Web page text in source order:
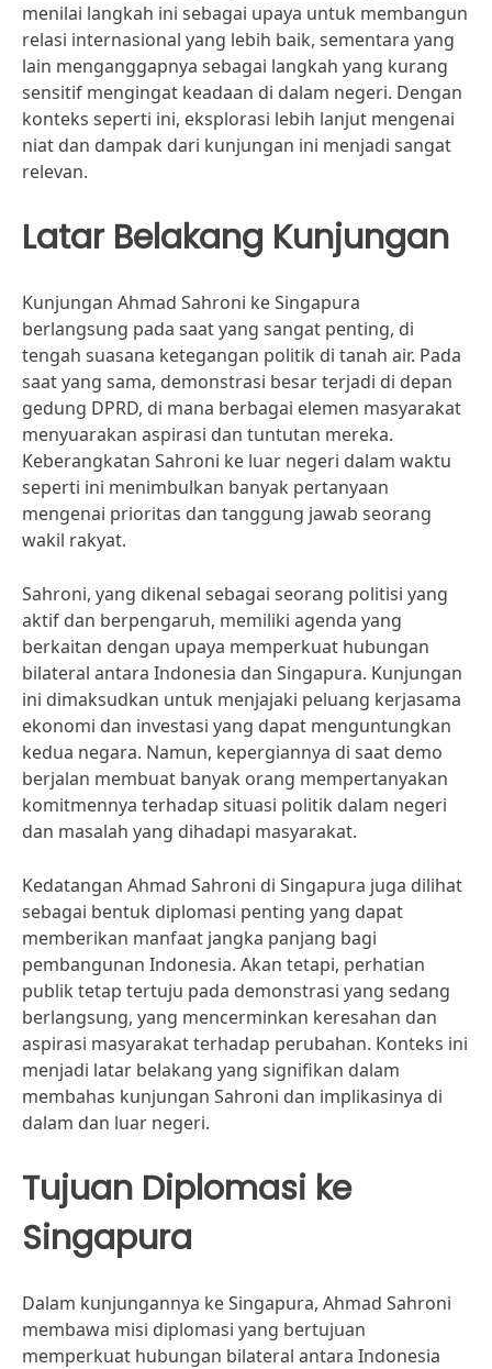
menilai langkah ini sebagai upaya untuk membangun
relasi internasional yang lebih baik, sementara yang
lain menganggapnya sebagai langkah yang kurang
sensitif mengingat keadaan di dalam negeri. Dengan
konteks seperti ini, eksplorasi lebih lanjut mengenai
niat dan dampak dari kunjungan ini menjadi sangat
relevan.
Latar Belakang Kunjungan
Kunjungan Ahmad Sahroni ke Singapura
berlangsung pada saat yang sangat penting, di
tengah suasana ketegangan politik di tanah air. Pada
saat yang sama, demonstrasi besar terjadi di depan
gedung DPRD, di mana berbagai elemen masyarakat
menyuarakan aspirasi dan tuntutan mereka.
Keberangkatan Sahroni ke luar negeri dalam waktu
seperti ini menimbulkan banyak pertanyaan
mengenai prioritas dan tanggung jawab seorang
wakil rakyat.
Sahroni, yang dikenal sebagai seorang politisi yang
aktif dan berpengaruh, memiliki agenda yang
berkaitan dengan upaya memperkuat hubungan
bilateral antara Indonesia dan Singapura. Kunjungan
ini dimaksudkan untuk menjajaki peluang kerjasama
ekonomi dan investasi yang dapat menguntungkan
kedua negara. Namun, kepergiannya di saat demo
berjalan membuat banyak orang mempertanyakan
komitmennya terhadap situasi politik dalam negeri
dan masalah yang dihadapi masyarakat.
Kedatangan Ahmad Sahroni di Singapura juga dilihat
sebagai bentuk diplomasi penting yang dapat
memberikan manfaat jangka panjang bagi
pembangunan Indonesia. Akan tetapi, perhatian
publik tetap tertuju pada demonstrasi yang sedang
berlangsung, yang mencerminkan keresahan dan
aspirasi masyarakat terhadap perubahan. Konteks ini
menjadi latar belakang yang signifikan dalam
membahas kunjungan Sahroni dan implikasinya di
dalam dan luar negeri.
Tujuan Diplomasi ke
Singapura
Dalam kunjungannya ke Singapura, Ahmad Sahroni
membawa misi diplomasi yang bertujuan
memperkuat hubungan bilateral antara Indonesia